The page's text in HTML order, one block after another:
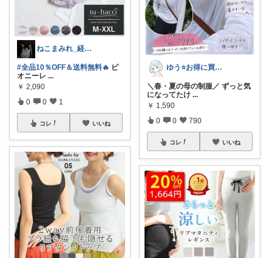
ねこまみれ_経由感謝致します🐈
#全品10％OFF＆送料無料🔥 ピ
オニーレ ...
￥ 2,090
0 0 1
コレ いいね
ゆう⭐️お得に買いたいワーママ‼️
＼春・夏の母の制服／ ずっと気
になってたけ ...
￥ 1,590
0 0 790
コレ いいね